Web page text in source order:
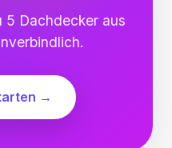
5 Dachdecker aus
→